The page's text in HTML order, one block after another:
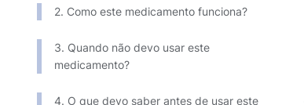
2. Como este medicamento funciona?
3. Quando não devo usar este
medicamento?
4. O que devo saber antes de usar este